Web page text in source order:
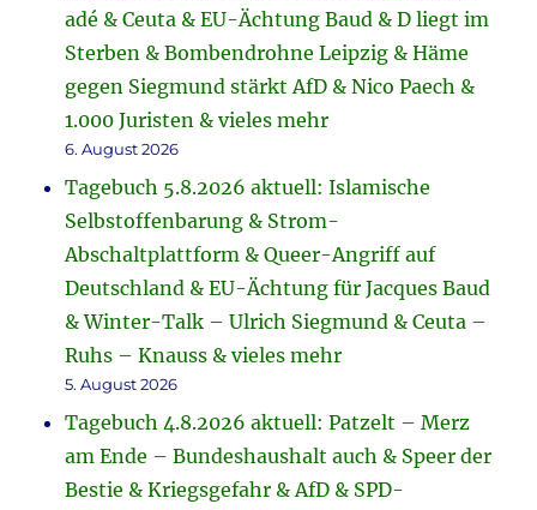
adé & Ceuta & EU-Ächtung Baud & D liegt im
Sterben & Bombendrohne Leipzig & Häme
gegen Siegmund stärkt AfD & Nico Paech &
1.000 Juristen & vieles mehr
6. August 2026
Tagebuch 5.8.2026 aktuell: Islamische
Selbstoffenbarung & Strom-
Abschaltplattform & Queer-Angriff auf
Deutschland & EU-Ächtung für Jacques Baud
& Winter-Talk – Ulrich Siegmund & Ceuta –
Ruhs – Knauss & vieles mehr
5. August 2026
Tagebuch 4.8.2026 aktuell: Patzelt – Merz
am Ende – Bundeshaushalt auch & Speer der
Bestie & Kriegsgefahr & AfD & SPD-